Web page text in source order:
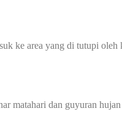
ke area yang di tutupi
matahari dan guyuran